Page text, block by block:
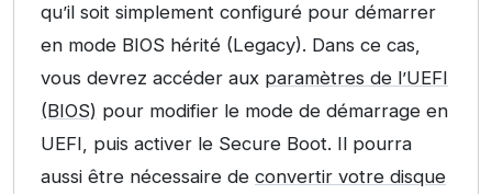
qu’il soit simplement configuré pour démarrer
en mode BIOS hérité (Legacy). Dans ce cas,
vous devrez accéder aux paramètres de l’UEFI
(BIOS) pour modifier le mode de démarrage en
UEFI, puis activer le Secure Boot. Il pourra
aussi être nécessaire de convertir votre disque